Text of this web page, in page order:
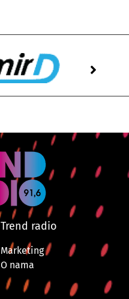
Trend radio
Marketing
O nama